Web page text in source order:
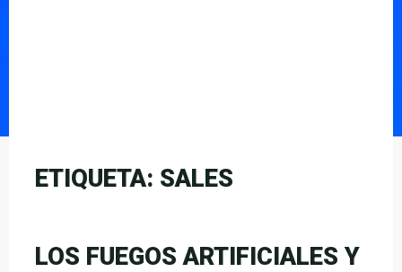
ETIQUETA: SALES
LOS FUEGOS ARTIFICIALES Y